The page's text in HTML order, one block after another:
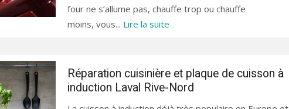
four ne s’allume pas, chauffe trop ou chauffe
moins, vous... Lire la suite
Réparation cuisinière et plaque de cuisson à
induction Laval Rive-Nord